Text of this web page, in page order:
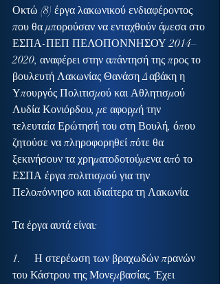
Οκτώ (8) έργα λακωνικού ενδιαφέροντος
που θα μπορούσαν να ενταχθούν άμεσα στο
ΕΣΠΑ-ΠΕΠ ΠΕΛΟΠΟΝΝΗΣΟΥ 2014–
2020, αναφέρει στην απάντησή της προς το
βουλευτή Λακωνίας Θανάση Δαβάκη η
Υπουργός Πολιτισμού και Αθλητισμού
Λυδία Κονιόρδου, με αφορμή την
τελευταία Ερώτησή του στη Βουλή, όπου
ζητούσε να πληροφορηθεί πότε θα
ξεκινήσουν τα χρηματοδοτούμενα από το
ΕΣΠΑ έργα πολιτισμού για την
Πελοπόννησο και ιδιαίτερα τη Λακωνία.
Τα έργα αυτά είναι:
1.     Η στερέωση των βραχωδών πρανών
του Κάστρου της Μονεμβασίας. Έχει